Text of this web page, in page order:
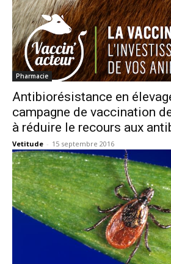
Pharmacie
Antibiorésistance en
campagne de vaccination
à réduire le recours aux
Vetitude - 15 septembre 2016